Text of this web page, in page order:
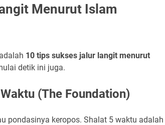
Menurut Islam
10 tips sukses jalur langit menurut
detik ini juga.
(The Foundation)
pondasinya keropos. Shalat 5 waktu adalah